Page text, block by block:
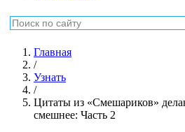
Главная
/
Узнать
/
Цитаты из «Смешариков»
смешнее: Часть 2